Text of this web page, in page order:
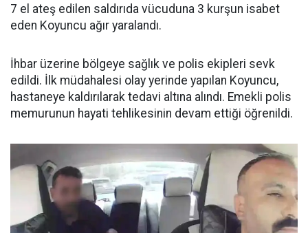
7 el ateş edilen saldırıda vücuduna 3 kurşun isabet
eden Koyuncu ağır yaralandı.
İhbar üzerine bölgeye sağlık ve polis ekipleri sevk
edildi. İlk müdahalesi olay yerinde yapılan Koyuncu,
hastaneye kaldırılarak tedavi altına alındı. Emekli polis
memurunun hayati tehlikesinin devam ettiği öğrenildi.